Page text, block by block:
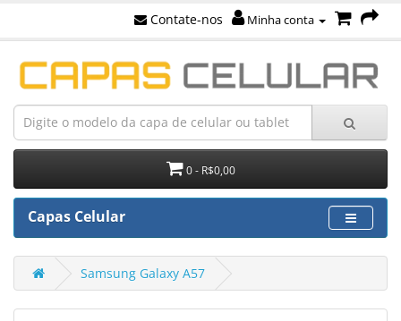
Contate-nos Minha conta
0 - R$0,00
Capas Celular
Samsung Galaxy A57